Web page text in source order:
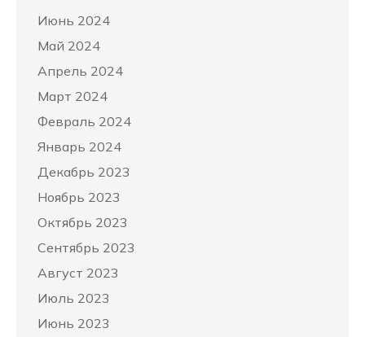
Июнь 2024
Май 2024
Апрель 2024
Март 2024
Февраль 2024
Январь 2024
Декабрь 2023
Ноябрь 2023
Октябрь 2023
Сентябрь 2023
Август 2023
Июль 2023
Июнь 2023